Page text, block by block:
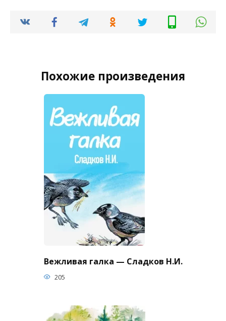
Похожие произведения
Вежливая галка — Сладков Н.И.
205